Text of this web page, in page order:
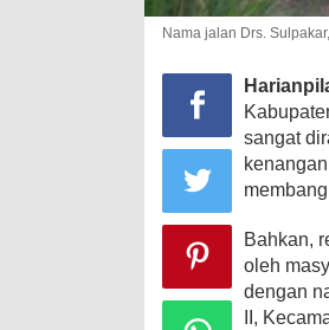
Nama jalan Drs.
sangat
Bahkan,
oleh
dengan
II,